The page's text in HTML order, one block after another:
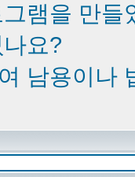
램을 만들
요?
남용이나